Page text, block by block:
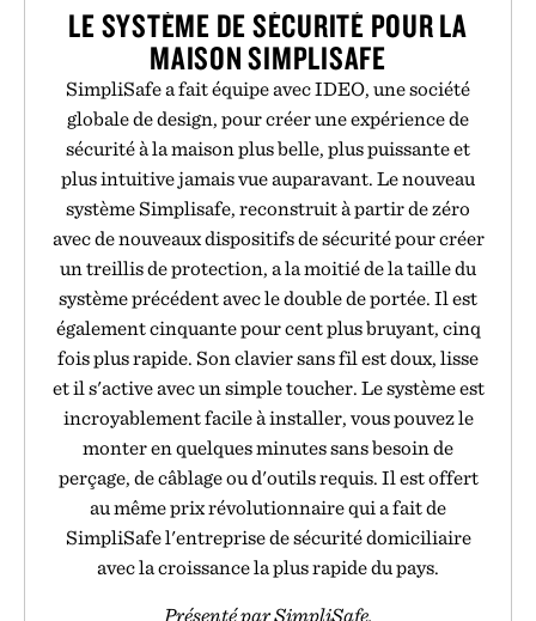
LE SYSTÈME DE SÉCURITÉ POUR LA
MAISON SIMPLISAFE
SimpliSafe a fait équipe avec IDEO, une société
globale de design, pour créer une expérience de
sécurité à la maison plus belle, plus puissante et
plus intuitive jamais vue auparavant. Le nouveau
système Simplisafe, reconstruit à partir de zéro
avec de nouveaux dispositifs de sécurité pour créer
un treillis de protection, a la moitié de la taille du
système précédent avec le double de portée. Il est
également cinquante pour cent plus bruyant, cinq
fois plus rapide. Son clavier sans fil est doux, lisse
et il s'active avec un simple toucher. Le système est
incroyablement facile à installer, vous pouvez le
monter en quelques minutes sans besoin de
perçage, de câblage ou d'outils requis. Il est offert
au même prix révolutionnaire qui a fait de
SimpliSafe l'entreprise de sécurité domiciliaire
avec la croissance la plus rapide du pays.
Présenté par SimpliSafe.